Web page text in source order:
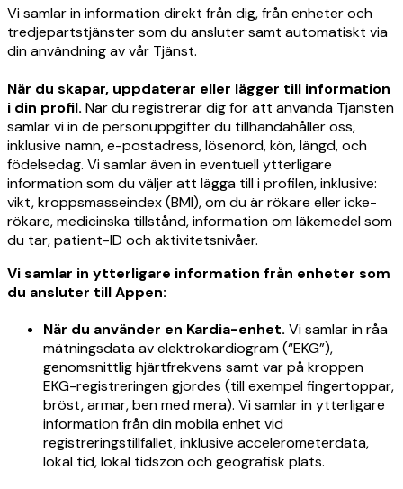
Vi samlar in information direkt från dig, från enheter och
tredjepartstjänster som du ansluter samt automatiskt via
din användning av vår Tjänst.
När du skapar, uppdaterar eller lägger till information
i din profil. När du registrerar dig för att använda Tjänsten
samlar vi in de personuppgifter du tillhandahåller oss,
inklusive namn, e-postadress, lösenord, kön, längd, och
födelsedag. Vi samlar även in eventuell ytterligare
information som du väljer att lägga till i profilen, inklusive:
vikt, kroppsmasseindex (BMI), om du är rökare eller icke-
rökare, medicinska tillstånd, information om läkemedel som
du tar, patient-ID och aktivitetsnivåer.
Vi samlar in ytterligare information från enheter som
du ansluter till Appen:
När du använder en Kardia-enhet. Vi samlar in råa
mätningsdata av elektrokardiogram (“EKG”),
genomsnittlig hjärtfrekvens samt var på kroppen
EKG-registreringen gjordes (till exempel fingertoppar,
bröst, armar, ben med mera). Vi samlar in ytterligare
information från din mobila enhet vid
registreringstillfället, inklusive accelerometerdata,
lokal tid, lokal tidszon och geografisk plats.